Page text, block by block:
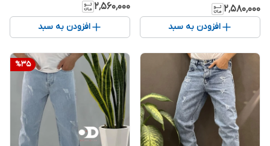
۲٬۵۸۰٬۰۰۰
افزودن به سبد
۲٬۵۶۰٬۰۰۰
افزودن به سبد
%35